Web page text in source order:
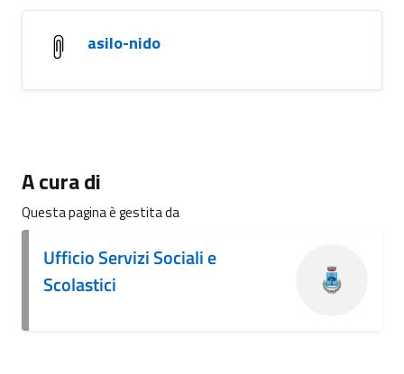
asilo-nido
A cura di
Questa pagina è gestita da
Ufficio Servizi Sociali e
Scolastici